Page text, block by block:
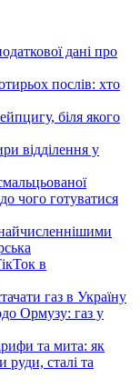
дані про
послів: хто
біля якого
відділення у
чого готуватися
в
газ в Україну
Ормузу: газ у
та мита: як
руди, сталі та